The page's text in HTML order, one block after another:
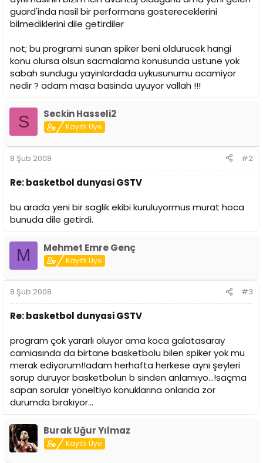
guard'inda nasil bir performans gostereceklerini
bilmediklerini dile getirdiler
not; bu programi sunan spiker beni oldurucek hangi
konu olursa olsun sacmalama konusunda ustune yok
sabah sundugu yayinlardada uykusunumu acamiyor
nedir ? adam masa basinda uyuyor vallah !!!
S Seckin Hasseli2
Kayıtlı Üye
8 Şub 2008 #2
Re: basketbol dunyasi GSTV
bu arada yeni bir saglik ekibi kuruluyormus murat hoca
bunuda dile getirdi.
M Mehmet Emre Genç
Kayıtlı Üye
8 Şub 2008 #3
Re: basketbol dunyasi GSTV
program çok yararlı oluyor ama koca galatasaray
camiasında da birtane basketbolu bilen spiker yok mu
merak ediyorum!!adam herhafta herkese aynı şeyleri
sorup duruyor basketbolun b sinden anlamıyo...!saçma
sapan sorular yöneltiyo konuklarına onlarıda zor
durumda bırakıyor...
Burak Uğur Yılmaz
Kayıtlı Üye